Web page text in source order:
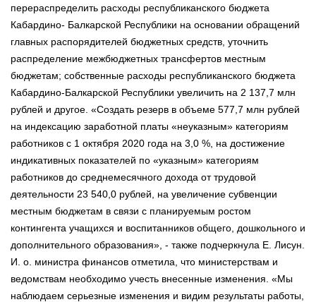
перераспределить расходы республиканского бюджета
Кабардино- Балкарской Республики на основании обращений
главных распорядителей бюджетных средств, уточнить
распределение межбюджетных трансфертов местным
бюджетам; собственные расходы республиканского бюджета
Кабардино-Балкарской Республики увеличить на 2 137,7 млн
рублей и другое. «Создать резерв в объеме 577,7 млн рублей
на индексацию заработной платы «неуказным» категориям
работников с 1 октября 2020 года на 3,0 %, на достижение
индикативных показателей по «указным» категориям
работников до среднемесячного дохода от трудовой
деятельности 23 540,0 рублей, на увеличение субвенции
местным бюджетам в связи с планируемым ростом
контингента учащихся и воспитанников общего, дошкольного и
дополнительного образования», - также подчеркнула Е. Лисун.
И. о. министра финансов отметила, что министерствам и
ведомствам необходимо учесть внесенные изменения. «Мы
наблюдаем серьезные изменения и видим результаты работы,